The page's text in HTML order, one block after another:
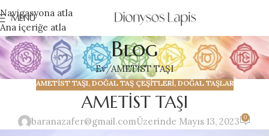
Navigasyona atla
Ana içeriğe atla
MENÜ
Blog
Ev AMETİST TAŞI
AMETİST TAŞI, DOĞAL TAŞ ÇEŞİTLERİ, DOĞAL TAŞLAR
AMETİST TAŞI
baranazafer@gmail.comÜzerinde Mayıs 13, 2023 0